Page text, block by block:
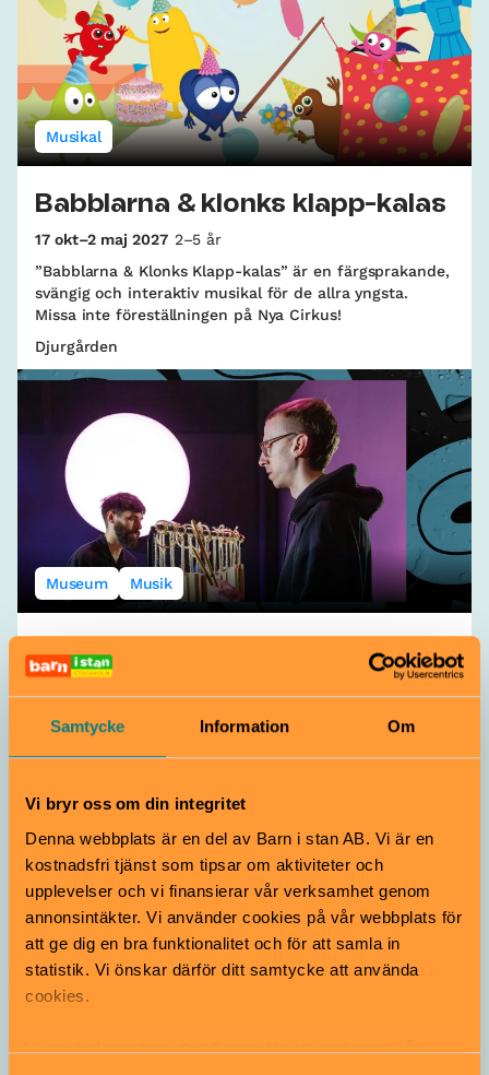
Samtycke Information Om
Vi bryr oss om din integritet
Denna webbplats är en del av Barn i stan AB. Vi är en
kostnadsfri tjänst som tipsar om aktiviteter och
upplevelser och vi finansierar vår verksamhet genom
annonsintäkter. Vi använder cookies på vår webbplats för
att ge dig en bra funktionalitet och för att samla in
statistik. Vi önskar därför ditt samtycke att använda
cookies.
Vi använder enhetsidentifierare för att analysera vår
Musikal
Babblarna & klonks klapp-kalas
17 okt–2 maj 2027 2–5 år
”Babblarna & Klonks Klapp-kalas” är en färgsprakande,
svängig och interaktiv musikal för de allra yngsta.
Missa inte föreställningen på Nya Cirkus!
Djurgården
Museum Musik
Skogens toner på Tekniska
museet
Tekniska museet | Gärdet
Du kanske också är nyfiken på